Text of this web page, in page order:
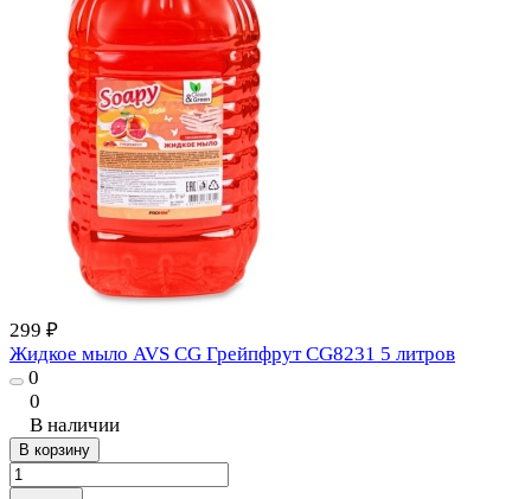
299 ₽
Жидкое мыло AVS CG Грейпфрут CG8231 5 литров
0
0
В наличии
В корзину